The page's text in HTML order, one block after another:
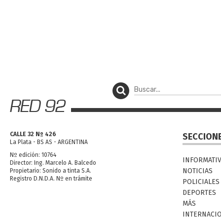
CALLE 32 Nº 426
La Plata - BS AS - ARGENTINA
Nº edición: 10764
Director: Ing. Marcelo A. Balcedo
Propietario: Sonido a tinta S.A.
Registro D.N.D.A. Nº en trámite
NOTICIAS
POLICIALES
DEPORTES
MÁS